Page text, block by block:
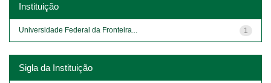
Instituição
1
Universidade Federal da Fronteira...
Sigla da Instituição